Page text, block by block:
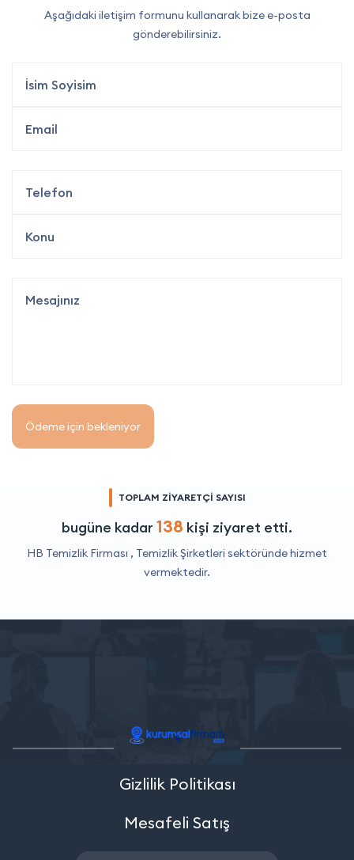
Aşağıdaki iletişim formunu kullanarak bize e-posta
gönderebilirsiniz.
Ödeme için bekleniyor
TOPLAM ZİYARETÇİ SAYISI
bugüne kadar 138 kişi ziyaret etti.
HB Temizlik Firması , Temizlik Şirketleri sektöründe hizmet
vermektedir.
Gizlilik Politikası
Mesafeli Satış